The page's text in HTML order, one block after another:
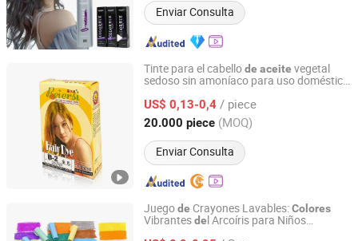
Enviar Consulta
Tinte para el cabellode aceite vegetal
sedoso sin amoníaco para uso doméstico
US$ 0,13-0,4 / piece
20.000 piece (MOQ)
Enviar Consulta
Zhejiang Chenxin Cosmetic Co., Ltd.
Zhejiang, China Desde 2021
Juegode Crayones Lavables:Colores
Vibrantesdel Arcoíris para Niños
Ningbo Giraffe Stationery Co., Ltd